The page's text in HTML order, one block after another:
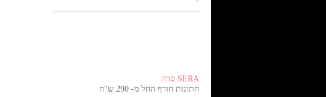
SERA סרה
חתונות חורף החל מ- 290 ש"ח